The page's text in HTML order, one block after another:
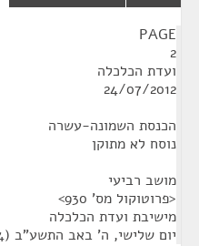
PAGE
2
ועדת הכלכלה
24/07/2012
הכנסת השמונה-עשרה
נוסח לא מתוקן
מושב רביעי
<פרוטוקול מס' 930>
מישיבת ועדת הכלכלה
יום שלישי, ה' באב התשע"ב (24 ביולי 2012), שעה 11:30